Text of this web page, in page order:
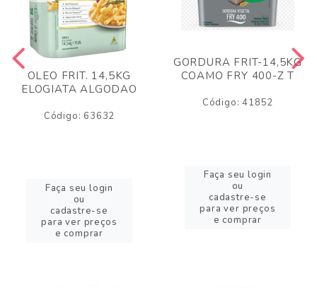
OLEO FRIT. 14,5KG
ELOGIATA ALGODAO
Código: 63632
Faça seu login
ou
cadastre-se
para ver preços
e comprar
GORDURA FRIT-14,5KG
COAMO FRY 400-Z T
Código: 41852
Faça seu login
ou
cadastre-se
para ver preços
e comprar